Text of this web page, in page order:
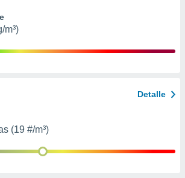
m³)
Detalle
(19 #/m³)